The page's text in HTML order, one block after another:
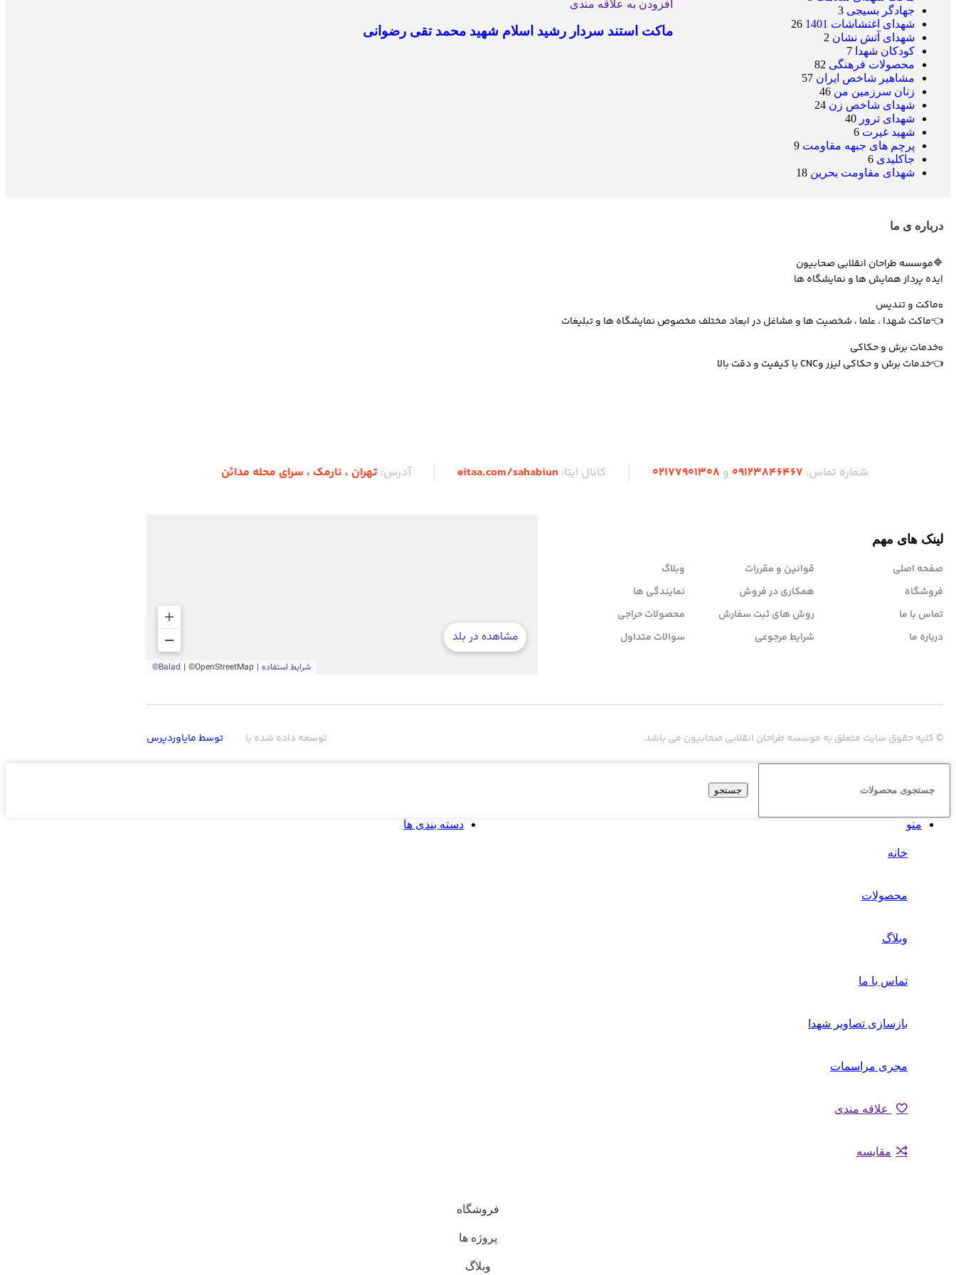
جهادگر بسیجی 3
شهدای اغتشاشات 1401
26
شهدای آتش نشان 2
کودکان شهدا 7
محصولات فرهنگی 82
مشاهیر شاخص ایران 57
زنان سرزمین من 46
شهدای شاخص زن 24
شهدای ترور 40
شهید غیرت 6
پرچم های جبهه مقاومت 9
جاکلیدی 6
شهدای مقاومت بحرین 18
افزودن به علاقه مندی
ماکت استند سردار رشید اسلام شهید محمد تقی رضوانی
درباره ی ما
🔷موسسه طراحان انقلابی صحابیون
ایده پرداز همایش ها و نمایشگاه ها
▫️ماکت و تندیس
👈ماکت شهدا ، علما ، شخصیت ها و مشاغل در ابعاد مختلف مخصوص نمایشگاه ها و تبلیغات
▫️خدمات برش و حکاکی
👈خدمات برش و حکاکی لیزر وCNC با کیفیت و دقت بالا
شماره تماس: ۰۹۱۲۳846467 و ۰2۱77901308 کانال ایتا: eitaa.com/sahabiun آدرس: تهران ،‌ نارمک ، سرای محله مدائن
لینک های مهم
صفحه اصلی
فروشگاه
تماس با ما
درباره ما
قوانین و مقررات
همکاری در فروش
روش های ثبت سفارش
شرایط مرجوعی
وبلاگ
نمایندگی ها
محصولات حراجی
سوالات متداول
© کلیه حقوق سایت متعلق به موسسه طراحان انقلابی صحابیون می باشد. توسعه داده شده با توسط مایاوردپرس
جستجو
منو دسته بندی ها
خانه
محصولات
وبلاگ
تماس با ما
بازسازی تصاویر شهدا
مجری مراسمات
علاقه مندی
مقایسه
فروشگاه
پروژه ها
وبلاگ